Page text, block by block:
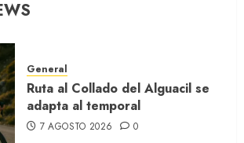
General
Ruta al Collado del Alguacil se
adapta al temporal
7 AGOSTO 2026 0